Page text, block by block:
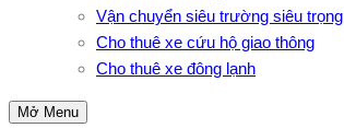
Vận chuyển siêu trường siêu trọng
Cho thuê xe cứu hộ giao thông
Cho thuê xe đông lạnh
Mở Menu